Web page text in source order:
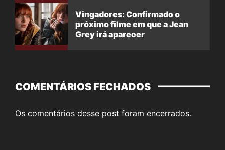
Vingadores: Confirmado o
próximo filme em que a Jean
Grey irá aparecer
COMENTÁRIOS FECHADOS
Os comentários desse post foram encerrados.